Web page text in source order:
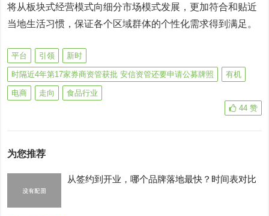
将从板块式经营模式向细分市场模式发展，更加符合和贴近
当地生活习惯，保证各个区域群体的个性化需求得到满足。
平台 引领 新时
时隔近4年第17家券商资管获批 安信资管还要申请公募牌照 有机
电商 走向
食品行业
44 赞
为您推荐
从签约到开业，哪个品牌落地最快？时间表对比